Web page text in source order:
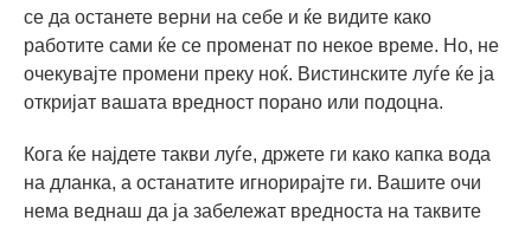
се да останете верни на себе и ќе видите како
работите сами ќе се променат по некое време. Но, не
очекувајте промени преку ноќ. Вистинските луѓе ќе ја
откријат вашата вредност порано или подоцна.
Кога ќе најдете такви луѓе, држете ги како капка вода
на дланка, а останатите игнорирајте ги. Вашите очи
нема веднаш да ја забележат вредноста на таквите